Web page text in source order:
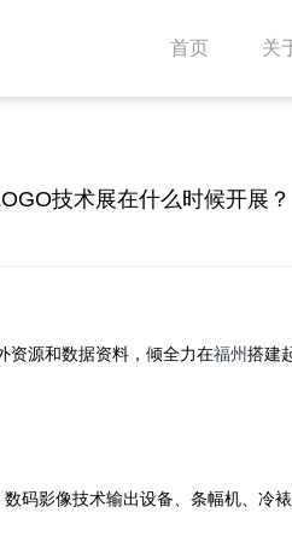
首页 关
技术展在什么时候开展？
资源和数据资料，倾全力在福州搭建
码影像技术输出设备、条幅机、冷